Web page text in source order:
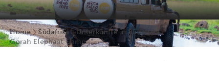
Home Südafrika
Unterkünfte in Südafrika
Gorah Elephant Camp